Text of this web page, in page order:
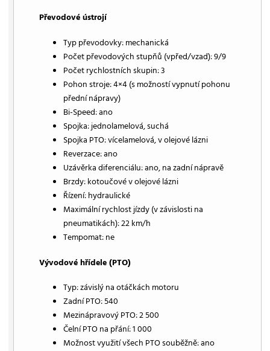
Převodové ústrojí
Typ převodovky: mechanická
Počet převodových stupňů (vpřed/vzad): 9/9
Počet rychlostních skupin: 3
Pohon stroje: 4×4 (s možností vypnutí pohonu
přední nápravy)
Bi-Speed: ano
Spojka: jednolamelová, suchá
Spojka PTO: vícelamelová, v olejové lázni
Reverzace: ano
Uzávěrka diferenciálu: ano, na zadní nápravě
Brzdy: kotoučové v olejové lázni
Řízení: hydraulické
Maximální rychlost jízdy (v závislosti na
pneumatikách): 22 km/h
Tempomat: ne
Vývodové hřídele (PTO)
Typ: závislý na otáčkách motoru
Zadní PTO: 540
Mezinápravový PTO: 2 500
Čelní PTO na přání: 1 000
Možnost využití všech PTO souběžně: ano